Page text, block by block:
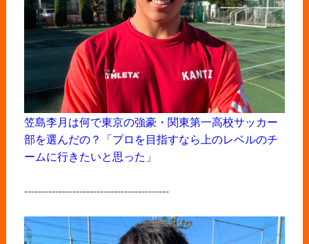
笠島李月は何で東京の強豪・関東第一高校サッカー
部を選んだの？「プロを目指すなら上のレベルのチ
ームに行きたいと思った」
------------------------------------------